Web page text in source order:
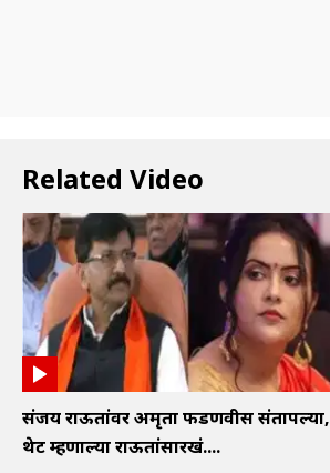
Related Video
संजय राऊतांवर अमृता फडणवीस संतापल्या,
थेट म्हणाल्या राऊतांसारखं....